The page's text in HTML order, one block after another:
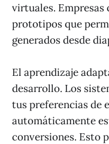
virtuales. Empresas
prototipos que
generados desde
El aprendizaje
desarrollo. Los
tus preferencias de
automáticamente
conversiones. Esto